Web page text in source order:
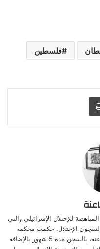
فلسطين
طباعة
للإحتلال الإسرائيلي والتي
الإحتلال. حكمت محكمة
الاحتلال في 4 أبريل 2013 على محمد سباعنة، بالسجن مدة 5 شهور بالإضافة